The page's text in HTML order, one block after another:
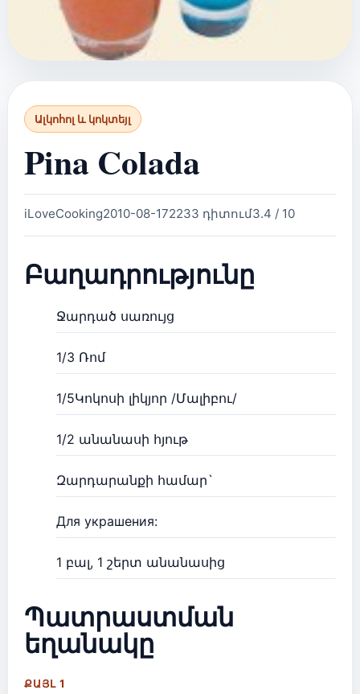
Ալկոհոլ և կոկտեյլ
Pina Colada
iLoveCooking2010-08-172233 դիտում3.4 / 10
Բաղադրությունը
Ջարդած սառույց
1/3 Ռոմ
1/5Կոկոսի լիկյոր /Մալիբու/
1/2 անանասի հյութ
Զարդարանքի համար`
Для украшения:
1 բալ, 1 շերտ անանասից
Պատրաստման
եղանակը
ՔԱՅԼ 1